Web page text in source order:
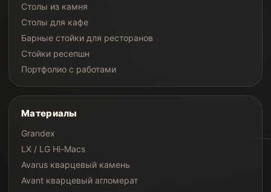
Столы из камня
Столы для кафе
Барные стойки для ресторанов
Стойки ресепшн
Портфолио с работами
Материалы
Grandex
LX / LG Hi-Macs
Avarus кварцевый камень
Avant кварцевый агломерат